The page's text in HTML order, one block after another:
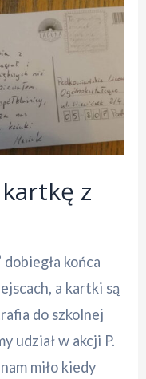
kartkę z
końca
a kartki są
do szkolnej
udział w akcji P.
miło kiedy